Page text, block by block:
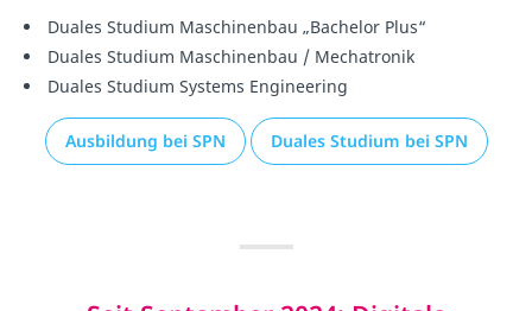
Duales Studium Maschinenbau „Bachelor Plus“
Duales Studium Maschinenbau / Mechatronik
Duales Studium Systems Engineering
Ausbildung bei SPN Duales Studium bei SPN